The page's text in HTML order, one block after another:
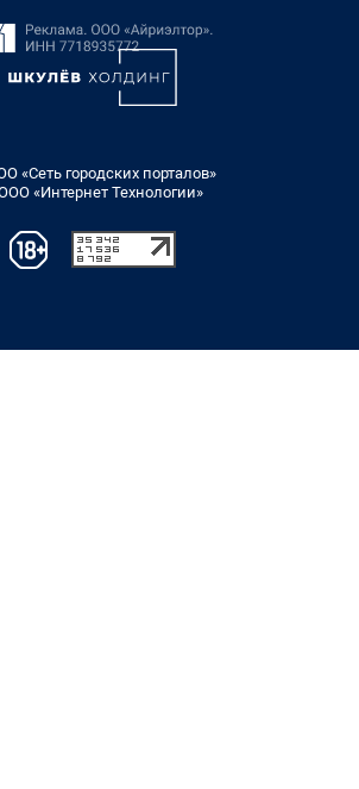
«Сеть городских порталов»
«Интернет Технологии»